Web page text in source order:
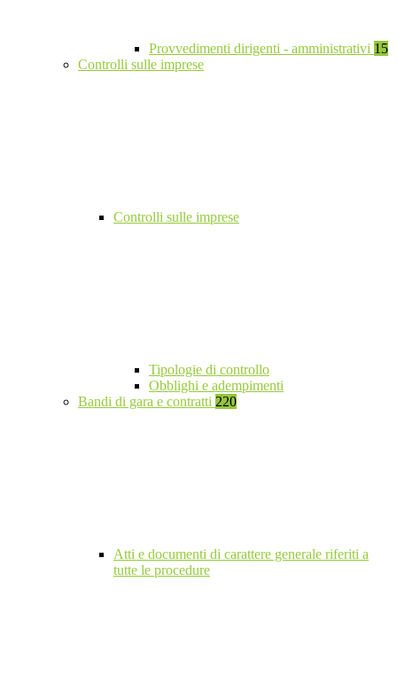
Provvedimenti dirigenti - amministrativi 15
Controlli sulle imprese
Controlli sulle imprese
Tipologie di controllo
Obblighi e adempimenti
Bandi di gara e contratti 220
Atti e documenti di carattere generale riferiti a
tutte le procedure